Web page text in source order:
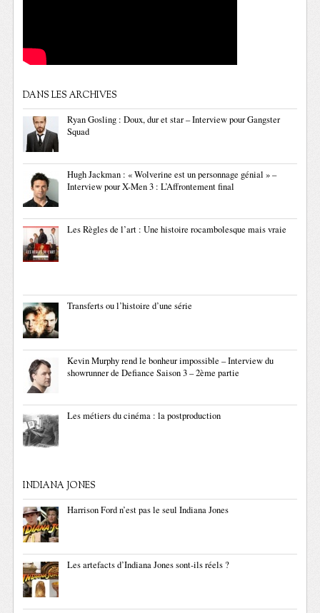
DANS LES ARCHIVES
Ryan Gosling : Doux, dur et star – Interview pour Gangster
Squad
Hugh Jackman : « Wolverine est un personnage génial » –
Interview pour X-Men 3 : L’Affrontement final
Les Règles de l’art : Une histoire rocambolesque mais vraie
Transferts ou l’histoire d’une série
Kevin Murphy rend le bonheur impossible – Interview du
showrunner de Defiance Saison 3 – 2ème partie
Les métiers du cinéma : la postproduction
INDIANA JONES
Harrison Ford n’est pas le seul Indiana Jones
Les artefacts d’Indiana Jones sont-ils réels ?